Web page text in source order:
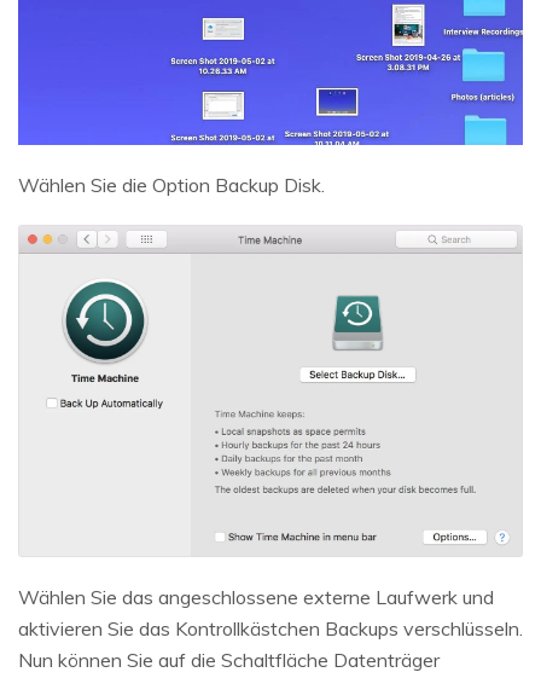
Wählen Sie die Option Backup Disk.
Wählen Sie das angeschlossene externe Laufwerk und
aktivieren Sie das Kontrollkästchen Backups verschlüsseln.
Nun können Sie auf die Schaltfläche Datenträger